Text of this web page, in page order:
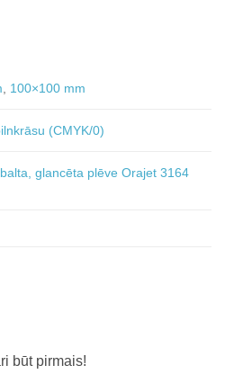
, 100×100 mm
(CMYK/0)
glancēta plēve Orajet 3164
būt pirmais!